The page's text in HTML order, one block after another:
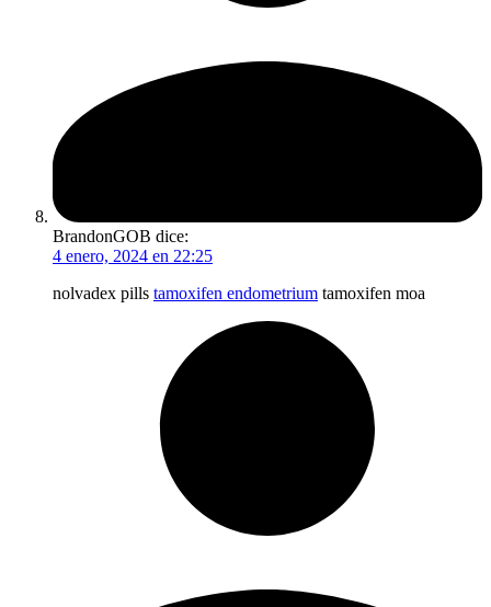
BrandonGOB dice:
4 enero, 2024 en 22:25
nolvadex pills tamoxifen endometrium tamoxifen moa